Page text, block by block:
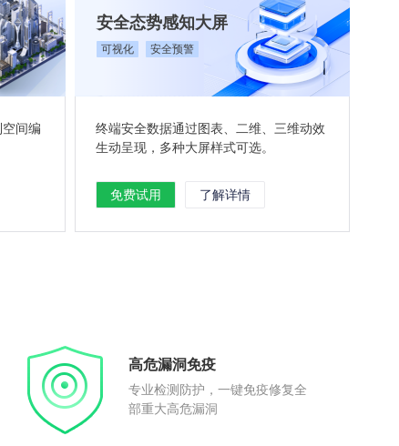
间编
安全态势感知大屏
可视化 安全预警
终端安全数据通过图表、二维、三维动效
生动呈现，多种大屏样式可选。
免费试用 了解详情
高危漏洞免疫
专业检测防护，一键免疫修复全
部重大高危漏洞